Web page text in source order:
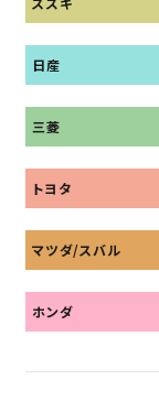
日産
三菱
トヨタ
マツダ/スバル
ホンダ